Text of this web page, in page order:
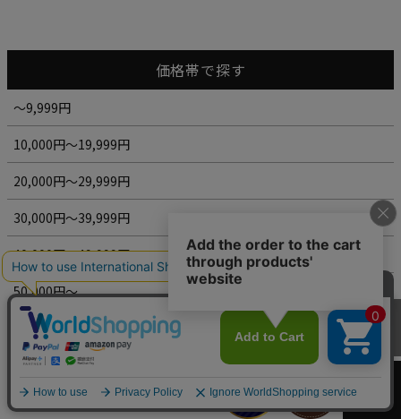
価格帯で探す
～9,999円
10,000円～19,999円
20,000円～29,999円
30,000円～39,999円
40,000円～49,999円
50,000円～
カートへ